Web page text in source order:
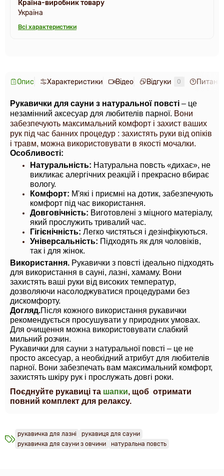
Країна-виробник товару
Україна
Всі характеристики
Опис Характеристики Відео Відгуки 0
Рукавички для сауни з натуральної повсті – це
незамінний аксесуар для любителів парної. Вони
забезпечують максимальний комфорт і захист ваших
рук під час банних процедур : захистять руки від опіків
і травм, можна використовувати в якості мочалки.
Особливості:
Натуральність: Натуральна повсть «дихає», не
викликає алергічних реакцій і прекрасно вбирає
вологу.
Комфорт: М'які і приємні на дотик, забезпечують
комфорт під час використання.
Довговічність: Виготовлені з міцного матеріалу,
який прослужить тривалий час.
Гігієнічність: Легко чистяться і дезінфікуються.
Універсальність: Підходять як для чоловіків,
так і для жінок.
Використання. Рукавички з повсті ідеально підходять
для використання в сауні, лазні, хамаму. Вони
захистять ваші руки від високих температур,
дозволяючи насолоджуватися процедурами без
дискомфорту.
Догляд.Після кожного використання рукавички
рекомендується просушувати у природних умовах.
Для очищення можна використовувати слабкий
мильний розчин.
Рукавички для сауни з натуральної повсті – це не
просто аксесуар, а необхідний атрибут для любителів
парної. Вони забезпечать вам максимальний комфорт,
захистять шкіру рук і прослужать довгі роки.
Поєднуйте рукавиці та шапки, щоб  отримати
повний комплект для релаксу.
рукавичка для лазні
рукавиця для сауни
рукавичка для сауни з овчини
натуральна повсть